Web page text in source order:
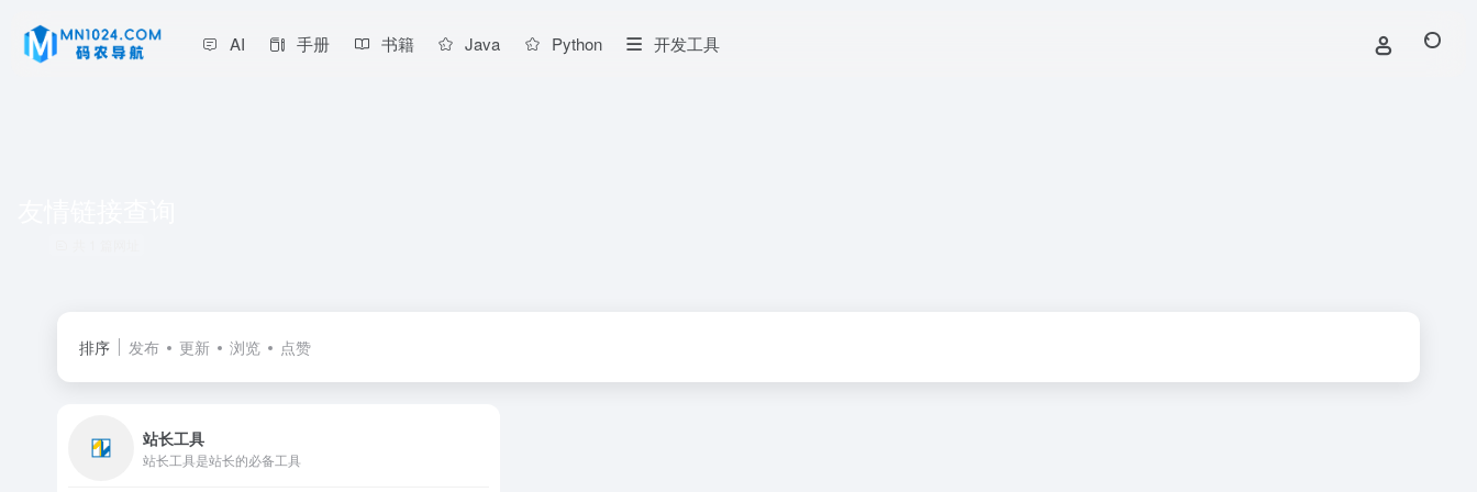
AI 手册 书籍 Java Python 开发工具
排序 发布 更新 浏览 点赞
站长工具
站长工具是站长的必备工具